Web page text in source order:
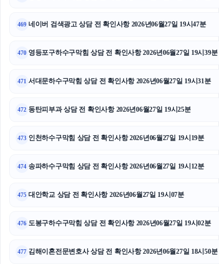
469 네이버 검색광고 상담 전 확인사항 2026년06월27일 19시47분
470 영등포구하수구막힘 상담 전 확인사항 2026년06월27일 19시39분
471 서대문하수구막힘 상담 전 확인사항 2026년06월27일 19시31분
472 동탄피부과 상담 전 확인사항 2026년06월27일 19시25분
473 인천하수구막힘 상담 전 확인사항 2026년06월27일 19시19분
474 송파하수구막힘 상담 전 확인사항 2026년06월27일 19시12분
475 대안학교 상담 전 확인사항 2026년06월27일 19시07분
476 도봉구하수구막힘 상담 전 확인사항 2026년06월27일 19시02분
477 김해이혼전문변호사 상담 전 확인사항 2026년06월27일 18시50분